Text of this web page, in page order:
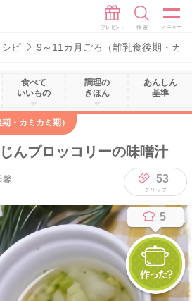
ピ 9～11カ月ごろ（離乳食後期・カ
食べて
いいもの
調理の
きほん
あんしん
基準
・カミカミ期）
んブロッコリーの味噌汁
馨
53
5